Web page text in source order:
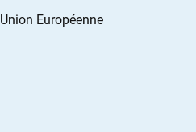
Union Européenne